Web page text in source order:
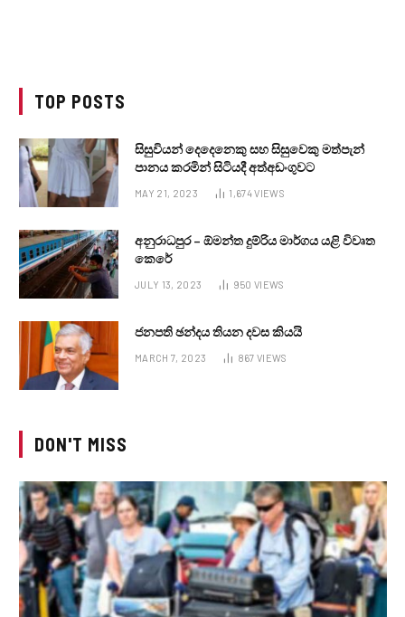
TOP POSTS
සිසුවියන් දෙදෙනෙකු සහ සිසුවෙකු මත්පැන්
පානය කරමින් සිටියදී අත්අඩංගුවට
MAY 21, 2023 1,674VIEWS
අනුරාධපුර – ඕමන්ත දුම්රිය මාර්ගය යළි විවෘත
කෙරේ
JULY 13, 2023 950 VIEWS
ජනපති ඡන්දය තියන දවස කියයි
MARCH 7, 2023 867 VIEWS
DON'T MISS